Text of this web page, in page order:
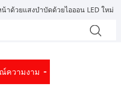
ด้วยแสงบำบัดด้วยไอออน LED ใหม่
ความงาม